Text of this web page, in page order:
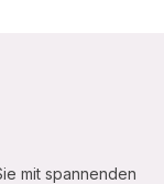
mit spannenden